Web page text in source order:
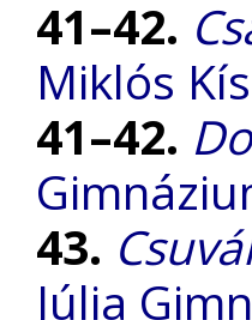
41–42.
Miklós
41–42.
43.
Júlia